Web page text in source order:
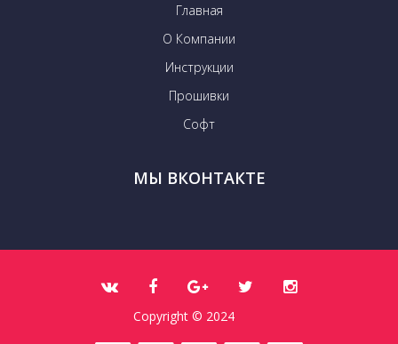
Главная
О Компании
Инструкции
Прошивки
Софт
МЫ ВКОНТАКТЕ
Copyright © 2024